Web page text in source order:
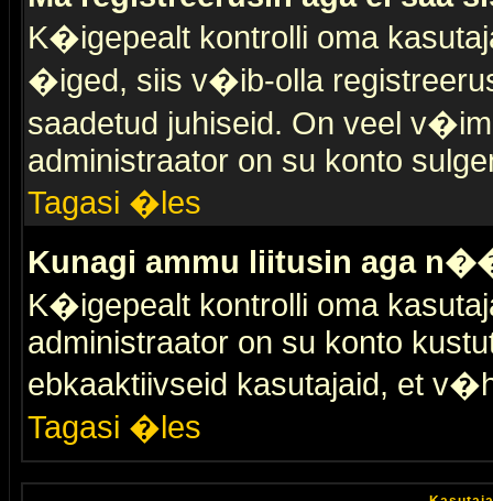
K�igepealt kontrolli oma
�iged, siis v�ib-olla
saadetud juhiseid. On veel
administraator on su konto
Tagasi �les
Kunagi ammu liitusin aga
K�igepealt kontrolli oma
administraator on su konto
ebkaaktiivseid kasutajaid, et
Tagasi �les